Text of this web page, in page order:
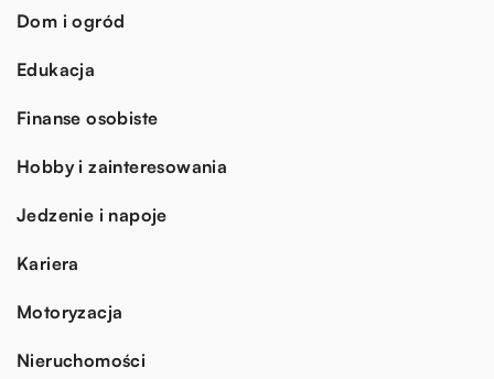
Dom i ogród
Edukacja
Finanse osobiste
Hobby i zainteresowania
Jedzenie i napoje
Kariera
Motoryzacja
Nieruchomości